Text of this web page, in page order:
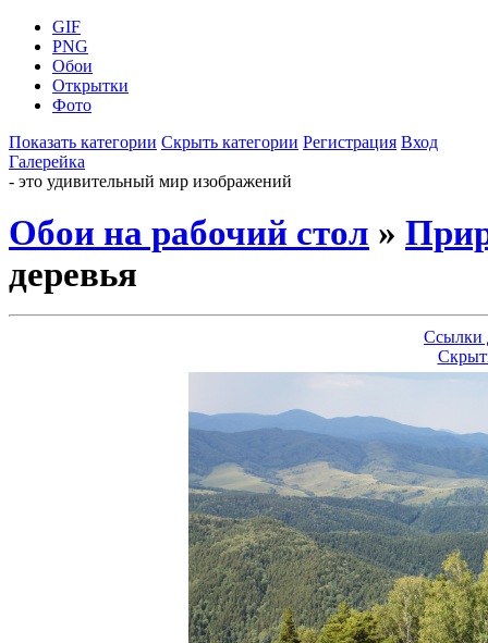
GIF
PNG
Обои
Открытки
Фото
Показать категории Скрыть категории Регистрация Вход
Галерейка
- это удивительный мир изображений
Обои на рабочий стол »
деревья
Ссылки